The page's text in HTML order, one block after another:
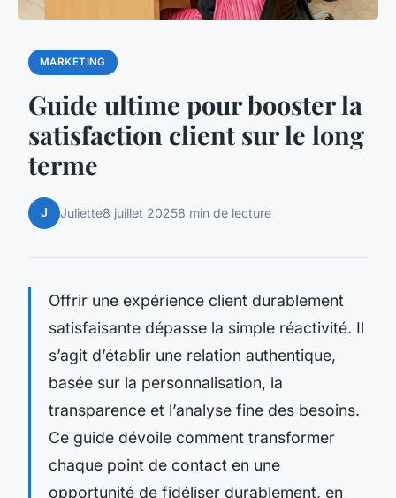
MARKETING
Guide ultime pour booster la
satisfaction client sur le long
terme
J Juliette8 juillet 20258 min de lecture
Offrir une expérience client durablement
satisfaisante dépasse la simple réactivité. Il
s’agit d’établir une relation authentique,
basée sur la personnalisation, la
transparence et l’analyse fine des besoins.
Ce guide dévoile comment transformer
chaque point de contact en une
opportunité de fidéliser durablement, en